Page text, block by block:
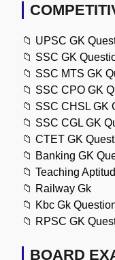
📁 UPSC GK
📁 SSC GK
📁 SSC MTS GK
📁 SSC CPO GK
📁 SSC CHSL GK
📁 SSC CGL GK
📁 CTET GK
📁 Banking GK
📁 Teaching
📁 Railway Gk
📁 Kbc Gk
📁 RPSC GK
BOARD